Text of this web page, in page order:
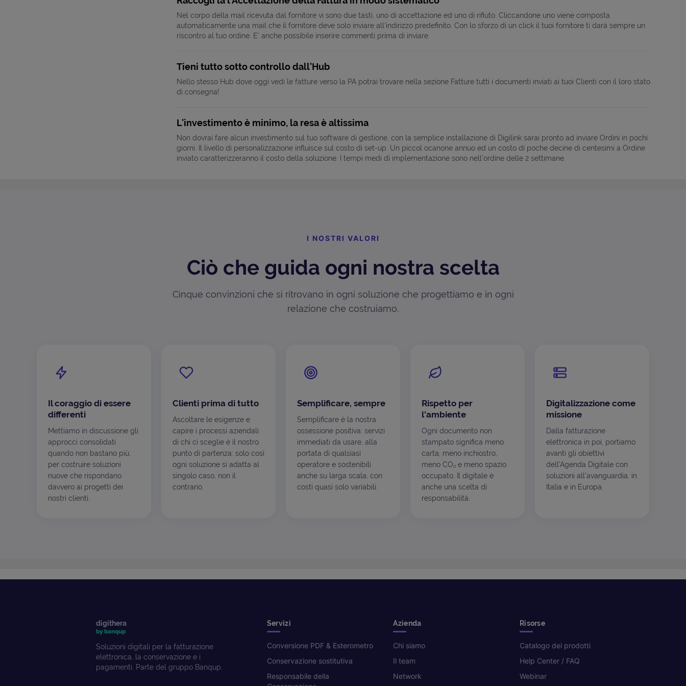
Nel corpo della mail ricevuta dal fornitore vi sono due tasti, uno di accettazione ed uno di rifiuto. Cliccandone uno viene composta
automaticamente una mail che il fornitore deve solo inviare all'indirizzo predefinito. Con lo sforzo di un click il tuoi fornitore ti darà sempre un
riscontro al tuo ordine. E' anche possibile inserire commenti prima di inviare.
Tieni tutto sotto controllo dall'Hub
Nello stesso Hub dove oggi vedi le fatture verso la PA potrai trovare nella sezione Fatture tutti i documenti inviati ai tuoi Clienti con il loro stato
di consegna!
L'investimento è minimo, la resa è altissima
Non dovrai fare alcun investimento sul tuo software di gestione, con la semplice installazione di Digilink sarai pronto ad inviare Ordini in pochi
giorni. Il livello di personalizzazione influisce sul costo di set-up. Un piccol ocanone annuo ed un costo di poche decine di centesimi a Ordine
inviato caratterizzeranno il costo della soluzione. I tempi medi di implementazione sono nell'ordine delle 2 settimane.
I NOSTRI VALORI
Ciò che guida ogni nostra scelta
Cinque convinzioni che si ritrovano in ogni soluzione che progettiamo e in ogni
relazione che costruiamo.
Il coraggio di essere
differenti
Mettiamo in discussione gli
approcci consolidati
quando non bastano più,
per costruire soluzioni
nuove che rispondano
davvero ai progetti dei
nostri clienti.
Clienti prima di tutto
Ascoltare le esigenze e
capire i processi aziendali
di chi ci sceglie è il nostro
punto di partenza: solo così
ogni soluzione si adatta al
singolo caso, non il
contrario.
Semplificare, sempre
Semplificare è la nostra
ossessione positiva: servizi
immediati da usare, alla
portata di qualsiasi
operatore e sostenibili
anche su larga scala, con
costi quasi solo variabili.
Rispetto per
l'ambiente
Ogni documento non
stampato significa meno
carta, meno inchiostro,
meno CO₂ e meno spazio
occupato. Il digitale è
anche una scelta di
responsabilità.
Digitalizzazione come
missione
Dalla fatturazione
elettronica in poi, portiamo
avanti gli obiettivi
dell'Agenda Digitale con
soluzioni all'avanguardia, in
Italia e in Europa.
digithera
by banqup
Soluzioni digitali per la fatturazione
elettronica, la conservazione e i
pagamenti. Parte del gruppo Banqup.
Servizi
Conversione PDF & Esterometro
Conservazione sostitutiva
Responsabile della
Azienda
Chi siamo
Il team
Network
Risorse
Catalogo dei prodotti
Help Center / FAQ
Webinar